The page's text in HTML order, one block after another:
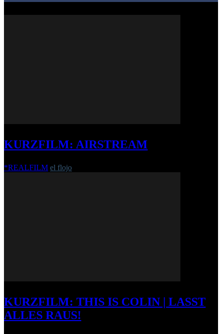
KURZFILM: AIRSTREAM
*REALFILM el flojo
KURZFILM: THIS IS COLIN | LASST
ALLES RAUS!